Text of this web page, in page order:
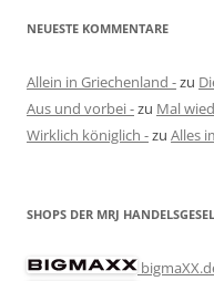
NEUESTE KOMMENTARE
Allein in Griechenland -zu
Aus und vorbei -zu Mal
Wirklich königlich -zu Alles
SHOPS DER MRJ